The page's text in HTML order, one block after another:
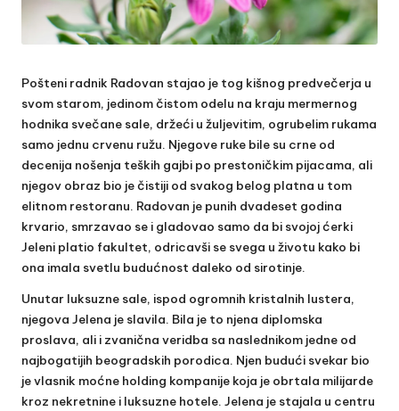
Pošteni radnik Radovan stajao je tog kišnog predvečerja u
svom starom, jedinom čistom odelu na kraju mermernog
hodnika svečane sale, držeći u žuljevitim, ogrubelim rukama
samo jednu crvenu ružu. Njegove ruke bile su crne od
decenija nošenja teških gajbi po prestoničkim pijacama, ali
njegov obraz bio je čistiji od svakog belog platna u tom
elitnom restoranu. Radovan je punih dvadeset godina
krvario, smrzavao se i gladovao samo da bi svojoj ćerki
Jeleni platio fakultet, odricavši se svega u životu kako bi
ona imala svetlu budućnost daleko od sirotinje.
Unutar luksuzne sale, ispod ogromnih kristalnih lustera,
njegova Jelena je slavila. Bila je to njena diplomska
proslava, ali i zvanična veridba sa naslednikom jedne od
najbogatijih beogradskih porodica. Njen budući svekar bio
je vlasnik moćne holding kompanije koja je obrtala milijarde
kroz nekretnine i luksuzne hotele. Jelena je stajala u centru